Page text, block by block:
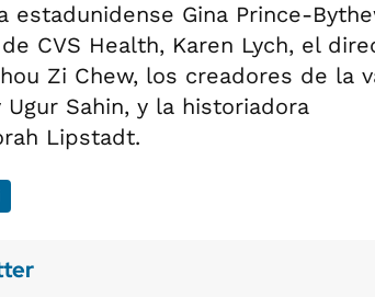
estadunidense Gina Prince-
CVS Health, Karen Lych, el
Zi Chew, los creadores de la
Ugur Sahin, y la historiadora
Lipstadt.